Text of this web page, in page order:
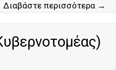
Διαβάστε περισσότερα →